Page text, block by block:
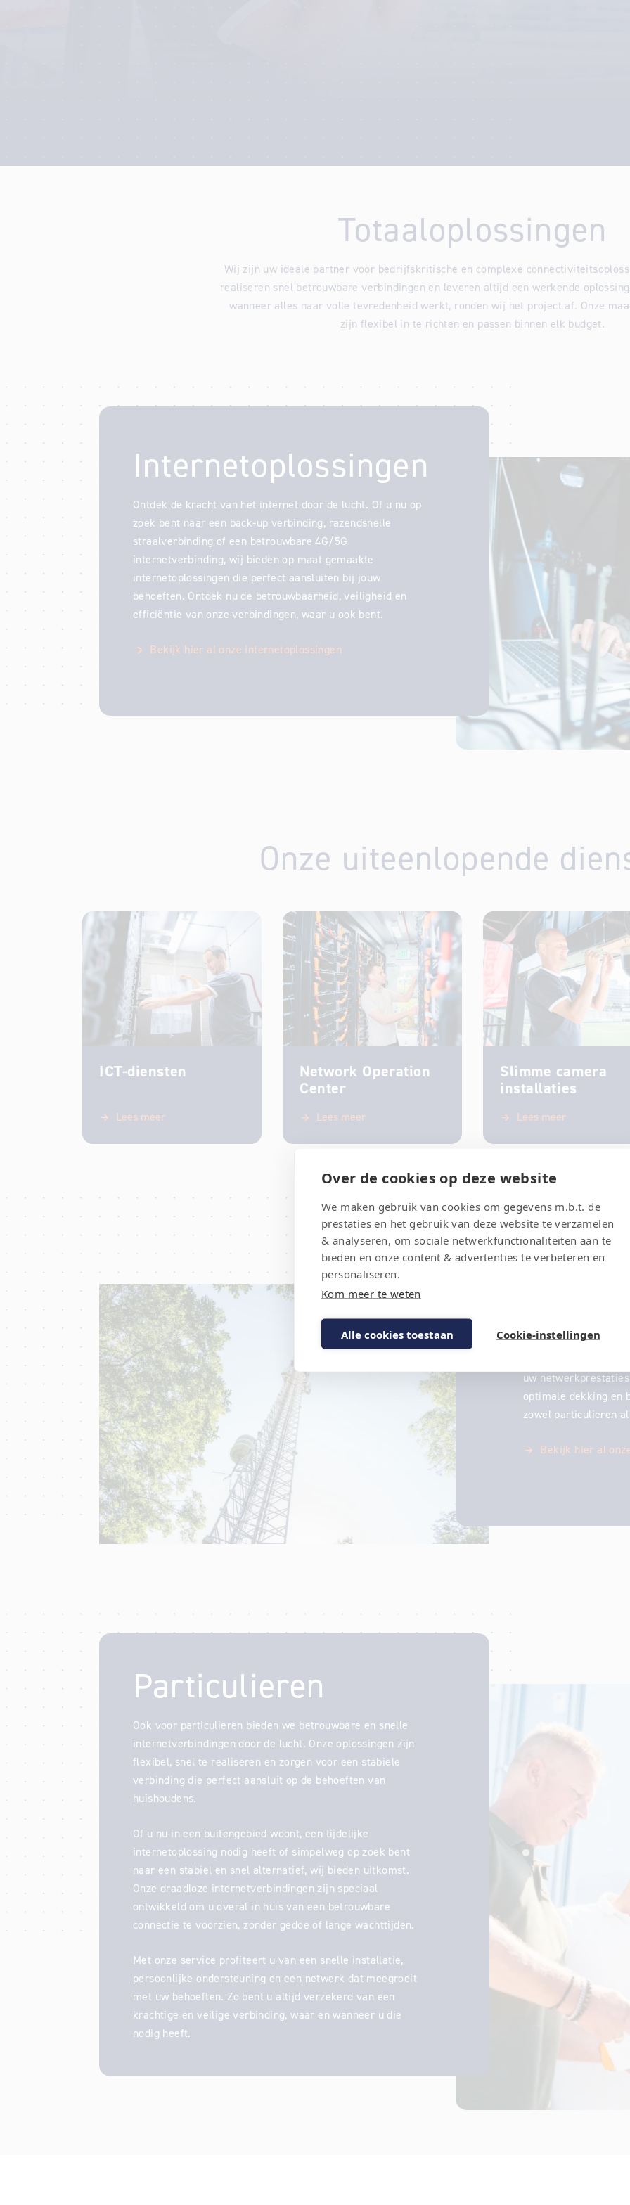
Totaaloplossingen
Wij zijn uw ideale partner voor bedrijfskritische en complexe
realiseren snel betrouwbare verbindingen en leveren altijd een werkende
wanneer alles naar volle tevredenheid werkt, ronden wij het project af. Onze
zijn flexibel in te richten en passen binnen elk budget.
Internetoplossingen
Ontdek de kracht van het internet door de lucht. Of u nu op
zoek bent naar een back-up verbinding, razendsnelle
straalverbinding of een betrouwbare 4G/5G
internetverbinding, wij bieden op maat gemaakte
internetoplossingen die perfect aansluiten bij jouw
behoeften. Ontdek nu de betrouwbaarheid, veiligheid en
efficiëntie van onze verbindingen, waar u ook bent.
Bekijk hier al onze internetoplossingen
Onze uiteenlopende
ICT-diensten
Lees meer
Network Operation
Center
Lees meer
Slimme camera
installaties
Lees meer
Van wifi-analyse tot
uw
optimale dekking en
zowel particulieren
Bekijk hier al
Particulieren
Ook voor particulieren bieden we betrouwbare en snelle
internetverbindingen door de lucht. Onze oplossingen zijn
flexibel, snel te realiseren en zorgen voor een stabiele
verbinding die perfect aansluit op de behoeften van
huishoudens.
Of u nu in een buitengebied woont, een tijdelijke
internetoplossing nodig heeft of simpelweg op zoek bent
naar een stabiel en snel alternatief, wij bieden uitkomst.
Onze draadloze internetverbindingen zijn speciaal
ontwikkeld om u overal in huis van een betrouwbare
connectie te voorzien, zonder gedoe of lange wachttijden.
Met onze service profiteert u van een snelle installatie,
persoonlijke ondersteuning en een netwerk dat meegroeit
met uw behoeften. Zo bent u altijd verzekerd van een
krachtige en veilige verbinding, waar en wanneer u die
nodig heeft.
Over de cookies op deze website
We maken gebruik van cookies om gegevens m.b.t. de
prestaties en het gebruik van deze website te verzamelen
& analyseren, om sociale netwerkfunctionaliteiten aan te
bieden en onze content & advertenties te verbeteren en
personaliseren.
Kom meer te weten
Alle cookies toestaan Cookie-instellingen